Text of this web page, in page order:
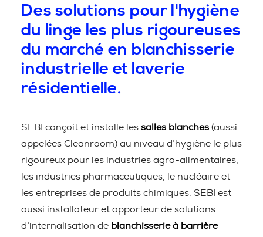
Des solutions pour l'hygiène
du linge les plus rigoureuses
du marché en blanchisserie
industrielle et laverie
résidentielle.
SEBI conçoit et installe les salles blanches (aussi
appelées Cleanroom) au niveau d’hygiène le plus
rigoureux pour les industries agro-alimentaires,
les industries pharmaceutiques, le nucléaire et
les entreprises de produits chimiques. SEBI est
aussi installateur et apporteur de solutions
d’internalisation de blanchisserie à barrière